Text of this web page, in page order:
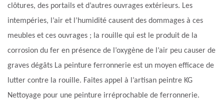
clôtures, des portails et d’autres ouvrages extérieurs. Les
intempéries, l’air et l’humidité causent des dommages à ces
meubles et ces ouvrages ; la rouille qui est le produit de la
corrosion du fer en présence de l’oxygène de l’air peu causer de
graves dégâts La peinture ferronnerie est un moyen efficace de
lutter contre la rouille. Faites appel à l’artisan peintre KG
Nettoyage pour une peinture irréprochable de ferronnerie.